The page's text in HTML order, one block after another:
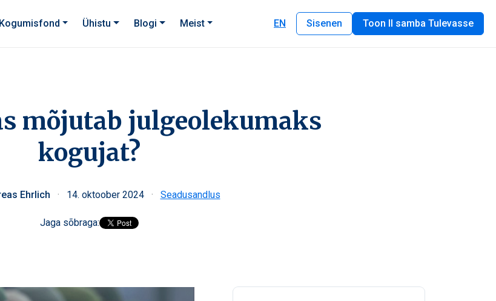
Ühistu Blogi Meist EN Sisenen Toon II samba Tulevasse
mõjutab julgeolekumaks
kogujat?
Ehrlich · 14. oktoober 2024 · Seadusandlus
Jaga sõbraga: